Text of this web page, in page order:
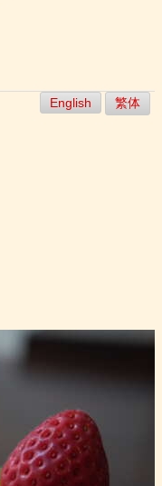
English 繁体